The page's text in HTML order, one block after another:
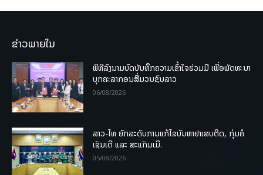
ຂ່າວພາຍໃນ
ພິທີລົງນາມບົດບັນທຶກຄວາມເຂົ້າໃຈຮ່ວມມື ເພື່ອພັດທະນາ
ບຸກຄະລາກອນສື່ມວນຊົນລາວ
06/08/2026
ລາວ-ໄທ ຍົກລະດັບການແກ້ໄຂບັນຫາຢາເສບຕິດ, ກຸ່ມຄໍ
ເຊັນເຕີ ແລະ ສະແກັມເມີ.
05/08/2026